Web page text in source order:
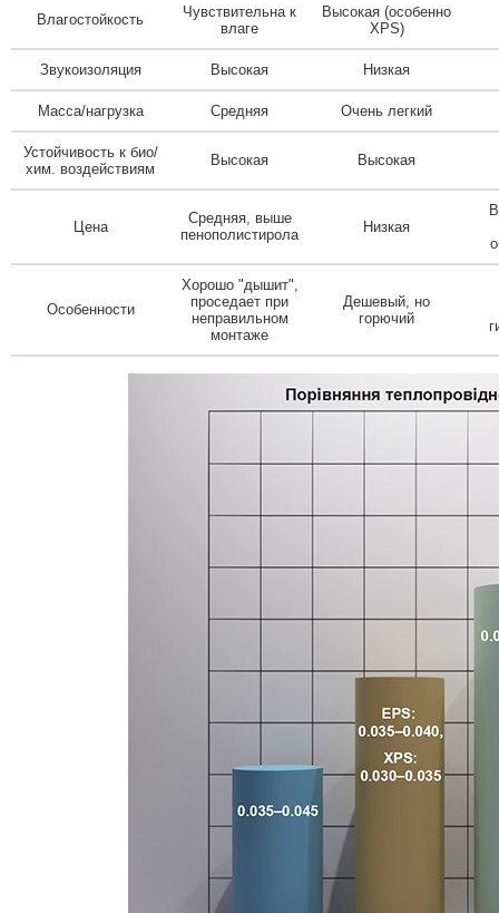
Влагостойкость
Чувствительна к
влаге
Высокая (особенно
XPS)
Звукоизоляция Высокая Низкая
Масса/нагрузка Средняя Очень легкий
Устойчивость к био/
хим. воздействиям
Высокая Высокая
Цена
Средняя, выше
пенополистирола
Низкая
Особенности
Хорошо "дышит",
проседает при
неправильном
монтаже
Дешевый, но
горючий